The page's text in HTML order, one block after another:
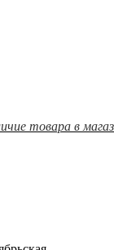
товара в